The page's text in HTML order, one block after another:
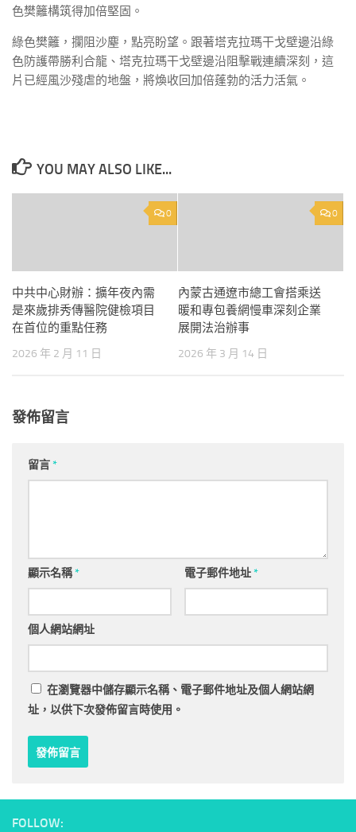
色樊籬構筑得加倍堅固。
綠色樊籬，攔阻沙塵，點亮盼望。跟著塔克拉瑪干戈壁邊沿綠
色防護帶勝利合龍、塔克拉瑪干戈壁邊沿阻擊戰連續深刻，這
片已經風沙殘虐的地盤，將煥收回加倍蓬勃的活力活氣。
YOU MAY ALSO LIKE...
0
中共中心財辦：擴年夜內需
是來歲排秀傳醫院健檢項目
在首位的重點任務
2026 年 2 月 11 日
0
內蒙古通遼市總工會搭乘送
暖和專包養網慢車深刻企業
展開法治辦事
2026 年 3 月 14 日
發佈留言
留言*
顯示名稱* 電子郵件地址*
個人網站網址
在瀏覽器中儲存顯示名稱、電子郵件地址及個人網站網
址，以供下次發佈留言時使用。
FOLLOW: